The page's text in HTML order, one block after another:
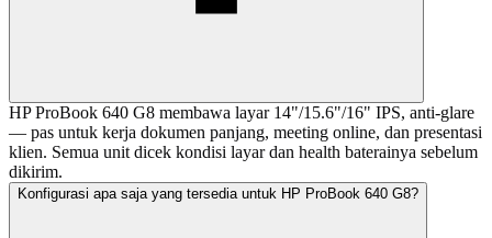
HP ProBook 640 G8 membawa layar 14"/15.6"/16" IPS, anti-glare
— pas untuk kerja dokumen panjang, meeting online, dan presentasi
klien. Semua unit dicek kondisi layar dan health baterainya sebelum
dikirim.
Konfigurasi apa saja yang tersedia untuk HP ProBook 640 G8?